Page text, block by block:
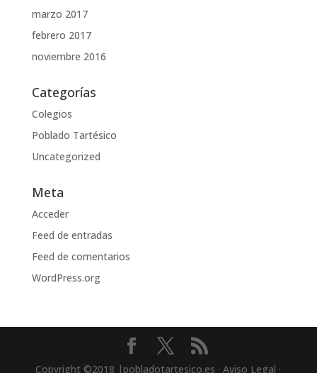
marzo 2017
febrero 2017
noviembre 2016
Categorías
Colegios
Poblado Tartésico
Uncategorized
Meta
Acceder
Feed de entradas
Feed de comentarios
WordPress.org
Copyright ©2018 |pobladotartesico.es · Aviso Legal ·